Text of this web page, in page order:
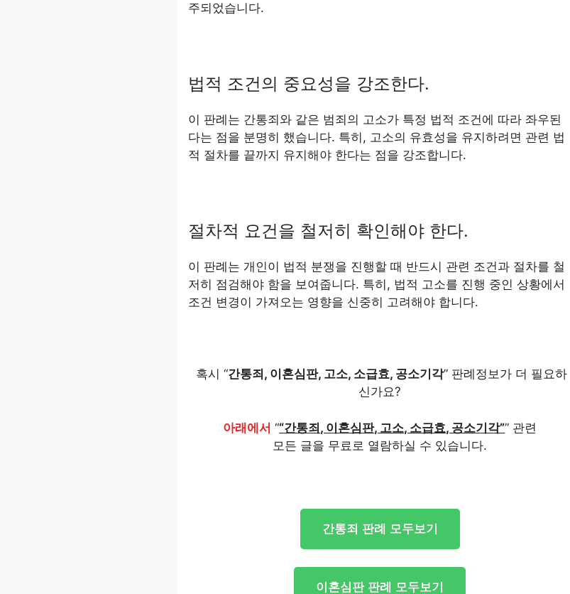
주되었습니다.
법적 조건의 중요성을 강조한다.
이 판례는 간통죄와 같은 범죄의 고소가 특정 법적 조건에 따라 좌우된
다는 점을 분명히 했습니다. 특히, 고소의 유효성을 유지하려면 관련 법
적 절차를 끝까지 유지해야 한다는 점을 강조합니다.
절차적 요건을 철저히 확인해야 한다.
이 판례는 개인이 법적 분쟁을 진행할 때 반드시 관련 조건과 절차를 철
저히 점검해야 함을 보여줍니다. 특히, 법적 고소를 진행 중인 상황에서
조건 변경이 가져오는 영향을 신중히 고려해야 합니다.
혹시 “간통죄, 이혼심판, 고소, 소급효, 공소기각” 판례정보가 더 필요하
신가요?
아래에서 ““간통죄, 이혼심판, 고소, 소급효, 공소기각”” 관련
모든 글을 무료로 열람하실 수 있습니다.
간통죄 판례 모두보기
이혼심판 판례 모두보기